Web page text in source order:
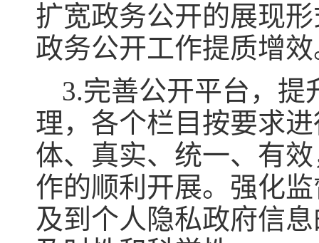
扩宽政务公开的展现
政务公开工作提质增
3.完善公开平台，提
理，各个栏目按要求
体、真实、统一、有
作的顺利开展。强化
及到个人隐私政府信